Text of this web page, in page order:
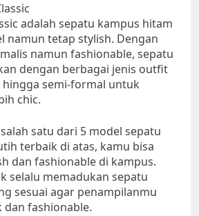
adalah sepatu kampus hitam
namun tetap stylish. Dengan
namun fashionable, sepatu
dengan berbagai jenis outfit
hingga semi-formal untuk
chic.
satu dari 5 model sepatu
terbaik di atas, kamu bisa
dan fashionable di kampus.
selalu memadukan sepatu
sesuai agar penampilanmu
fashionable.